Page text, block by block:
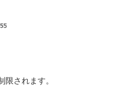
されます。